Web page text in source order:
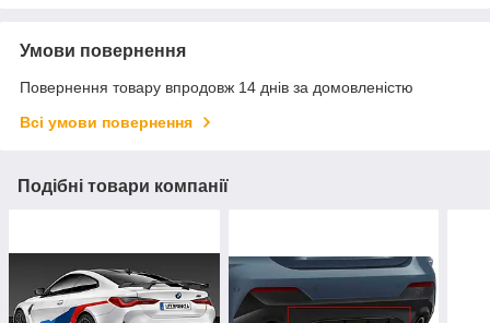
Умови повернення
Повернення товару впродовж 14 днів за домовленістю
Всі умови повернення
Подібні товари компанії